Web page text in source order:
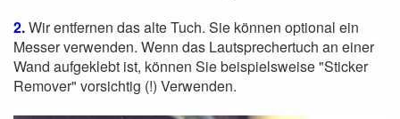
2.Wir entfernen das alte Tuch. Sie können optional ein
Messer verwenden. Wenn das Lautsprechertuch an einer
Wand aufgeklebt ist, können Sie beispielsweise "Sticker
Remover" vorsichtig (!) Verwenden.